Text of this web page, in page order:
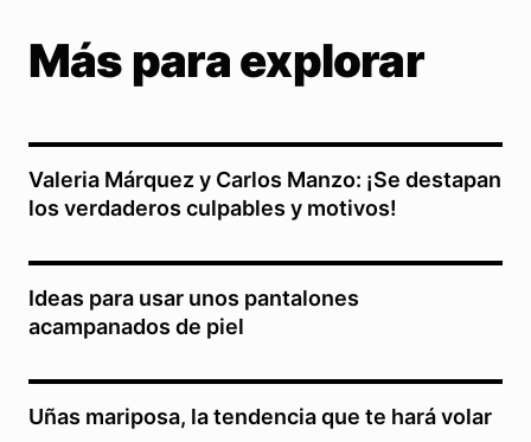
Más para explorar
Valeria Márquez y Carlos Manzo: ¡Se destapan
los verdaderos culpables y motivos!
Ideas para usar unos pantalones
acampanados de piel
Uñas mariposa, la tendencia que te hará volar